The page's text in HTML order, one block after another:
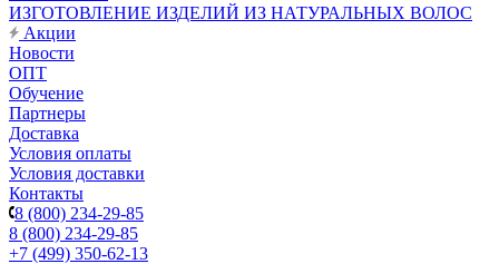
ИЗГОТОВЛЕНИЕ ИЗДЕЛИЙ ИЗ НАТУРАЛЬНЫХ ВОЛОС
Акции
Новости
ОПТ
Обучение
Партнеры
Доставка
Условия оплаты
Условия доставки
Контакты
8 (800) 234-29-85
8 (800) 234-29-85
+7 (499) 350-62-13